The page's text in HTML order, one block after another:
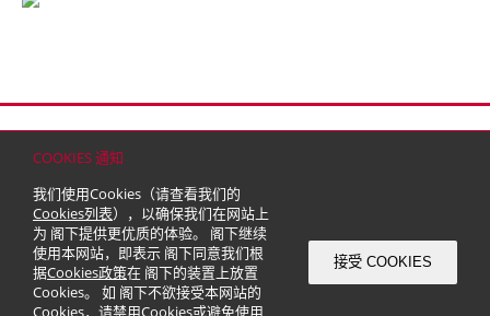
COOKIES 通知
我们使用Cookies（请查看我们的
Cookies列表），以确保我们在网站上
为 阁下提供更优质的体验。 阁下继续
使用本网站，即表示 阁下同意我们根
据Cookies政策在 阁下的装置上放置
Cookies。 如 阁下不欲接受本网站的
Cookies，请禁用Cookies或避免使用
接受 COOKIES
© 2026 嘉里建设有限公司 (于百慕达注册成立之有限公司)